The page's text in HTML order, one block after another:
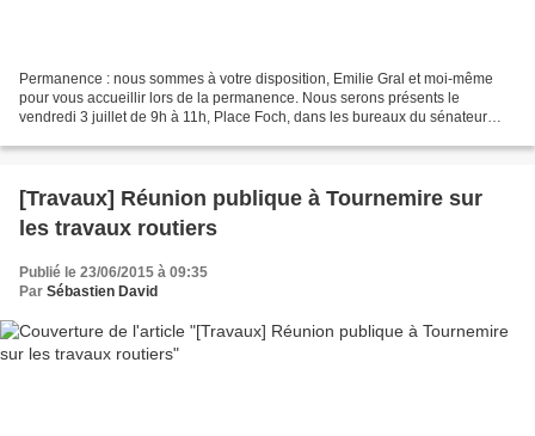
Permanence : nous sommes à votre disposition, Emilie Gral et moi-même
pour vous accueillir lors de la permanence. Nous serons présents le
vendredi 3 juillet de 9h à 11h, Place Foch, dans les bureaux du sénateur
[Travaux] Réunion publique à Tournemire sur
les travaux routiers
Publié le 23/06/2015 à 09:35
Par Sébastien David